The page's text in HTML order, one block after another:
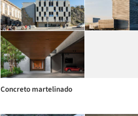
Concreto martelinado